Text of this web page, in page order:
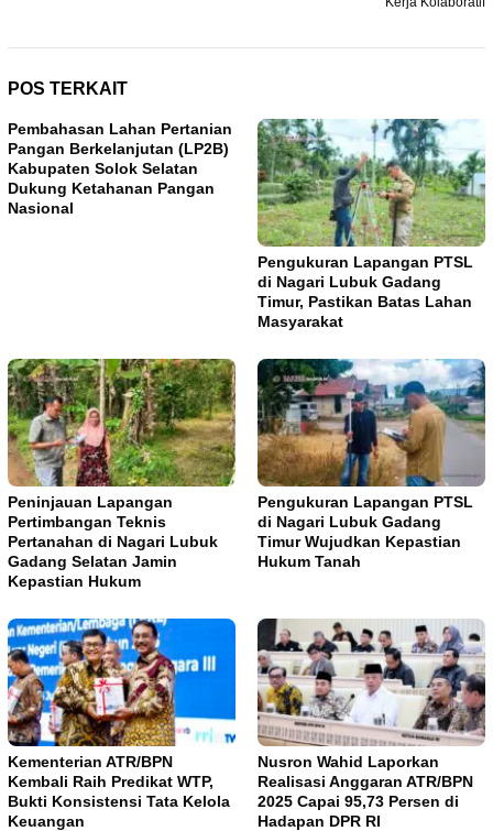
POS TERKAIT
Pembahasan Lahan Pertanian
Pangan Berkelanjutan (LP2B)
Kabupaten Solok Selatan
Dukung Ketahanan Pangan
Nasional
Pengukuran Lapangan PTSL
di Nagari Lubuk Gadang
Timur, Pastikan Batas Lahan
Masyarakat
Peninjauan Lapangan
Pertimbangan Teknis
Pertanahan di Nagari Lubuk
Gadang Selatan Jamin
Kepastian Hukum
Pengukuran Lapangan PTSL
di Nagari Lubuk Gadang
Timur Wujudkan Kepastian
Hukum Tanah
Kementerian ATR/BPN
Kembali Raih Predikat WTP,
Bukti Konsistensi Tata Kelola
Keuangan
Nusron Wahid Laporkan
Realisasi Anggaran ATR/BPN
2025 Capai 95,73 Persen di
Hadapan DPR RI